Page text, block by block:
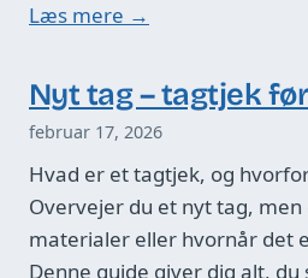
Læs mere →
Nyt tag – tagtjek
februar 17, 2026
Hvad er et tagtjek, og
Overvejer du et nyt tag,
materialer eller hvornår det
Denne guide giver dig alt,